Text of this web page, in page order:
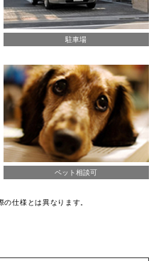
駐車場
ペット相談可
仕様とは異なります。